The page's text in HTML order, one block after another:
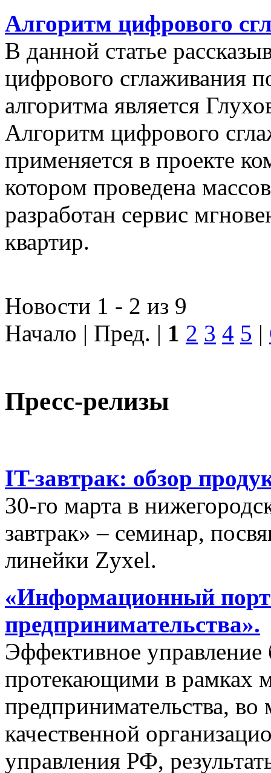
Алгоритм цифрового
В данной статье
цифрового сглаживания
алгоритма является
Алгоритм цифрового
применяется в проекте
котором проведена
разработан сервис
квартир.
Новости 1 - 2 из 9
Начало | Пред. | 1 2 3 4 5 |
Пресс-релизы
IT-завтрак: обзор
30-го марта в
завтрак» – семинар,
линейки Zyxel.
«Информационный
предпринимательства».
Эффективное управление
протекающими в рамках
предпринимательства,
качественной
управления РФ,